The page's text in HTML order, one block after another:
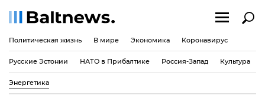
Политическая жизнь В мире Экономика Коронавирус
Русские Эстонии НАТО в Прибалтике Россия-Запад Культура
Энергетика